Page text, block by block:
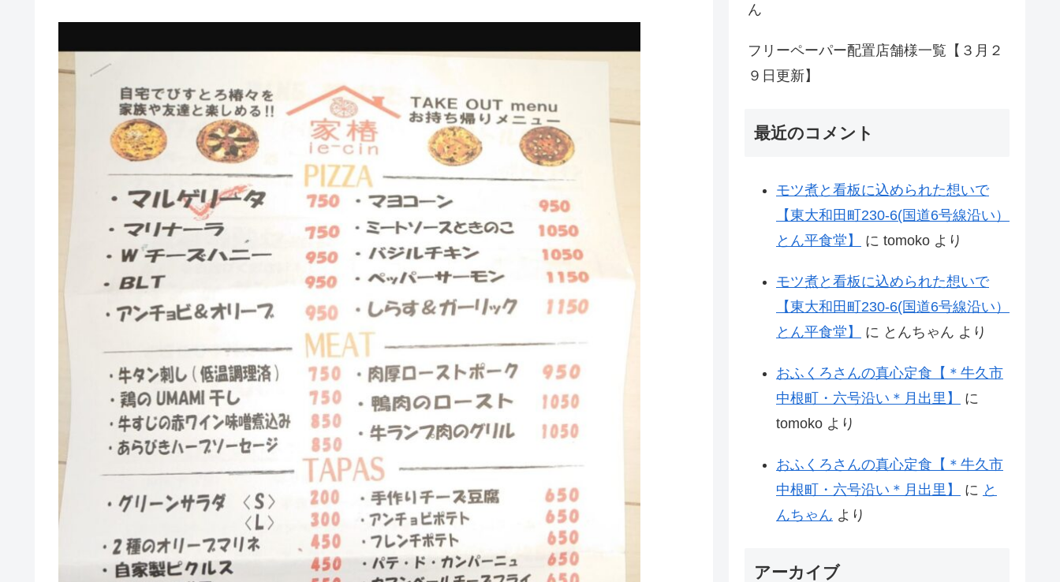
ん
フリーペーパー配置店舗様一覧【３月２
９日更新】
最近のコメント
モツ煮と看板に込められた想いで
【東大和田町230-6(国道6号線沿い）
とん平食堂】
に tomoko より
モツ煮と看板に込められた想いで
【東大和田町230-6(国道6号線沿い）
とん平食堂】
に とんちゃん より
おふくろさんの真心定食【＊牛久市
中根町・六号沿い＊月出里】
に
tomoko より
おふくろさんの真心定食【＊牛久市
中根町・六号沿い＊月出里】
に と
んちゃん より
アーカイブ